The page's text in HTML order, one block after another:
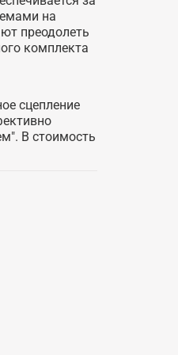
на
преодолеть
комплекта
сцепление
В стоимость